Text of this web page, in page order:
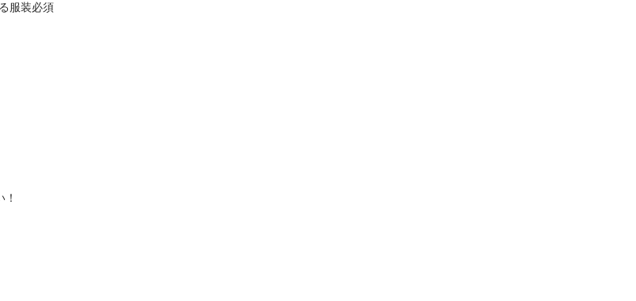
服装必須